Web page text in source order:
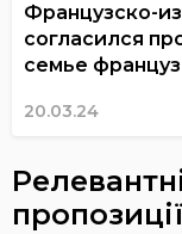
Французско-
согласился
семье
20.03.24
пропозиції